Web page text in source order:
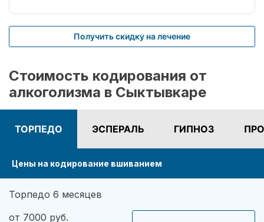
лечение. Врачом наркологом было подобрано
несколько начальных эффективных методик
для меня. Я завязал с приемом спиртных
конечно не обошлось.). На учете нигде не
состою. И вот срок кодировки уже прошел,
но я пить не хочу совсем. Я отказался от
употребления алкоголя навсегда. Спасибо!
Получить скидку на лечение
Стоимость кодирования от
алкоголизма в Сыктывкаре
ТОРПЕДО ЭСПЕРАЛЬ ГИПНОЗ
Цены на кодирование вшиванием
Торпедо 6 месяцев
от 7000 руб.